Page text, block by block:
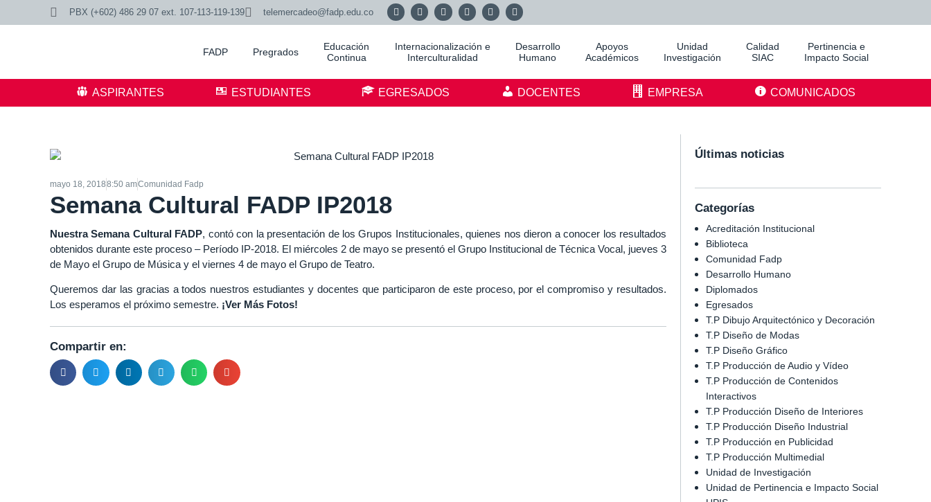
PBX (+602) 486 29 07 ext. 107-113-119-139 telemercadeo@fadp.edu.co
FADP Pregrados
Educación
Continua
Internacionalización e
Interculturalidad
Desarrollo
Humano
Apoyos
Académicos
Unidad
Investigación
Calidad
SIAC
Pertinencia e
Impacto Social
ASPIRANTES ESTUDIANTES EGRESADOS DOCENTES EMPRESA COMUNICADOS
mayo 18, 20188:50 amComunidad Fadp
Semana Cultural FADP IP2018
Nuestra Semana Cultural FADP, contó con la presentación de los Grupos Institucionales, quienes nos dieron a conocer los resultados
obtenidos durante este proceso – Período IP-2018. El miércoles 2 de mayo se presentó el Grupo Institucional de Técnica Vocal, jueves 3
de Mayo el Grupo de Música y el viernes 4 de mayo el Grupo de Teatro.
Queremos dar las gracias a todos nuestros estudiantes y docentes que participaron de este proceso, por el compromiso y resultados.
Los esperamos el próximo semestre. ¡Ver Más Fotos!
Compartir en:
Últimas noticias
Categorías
Acreditación Institucional
Biblioteca
Comunidad Fadp
Desarrollo Humano
Diplomados
Egresados
T.P Dibujo Arquitectónico y Decoración
T.P Diseño de Modas
T.P Diseño Gráfico
T.P Producción de Audio y Vídeo
T.P Producción de Contenidos
Interactivos
T.P Producción Diseño de Interiores
T.P Producción Diseño Industrial
T.P Producción en Publicidad
T.P Producción Multimedial
Unidad de Investigación
Unidad de Pertinencia e Impacto Social